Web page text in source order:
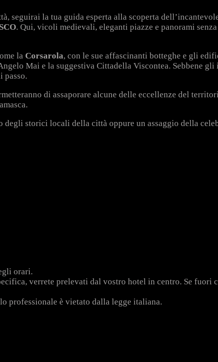
seguirai la tua guida esperta alla scoperta
. Qui, vicoli medievali, eleganti piazze e panorami
la Corsarola, con le sue affascinanti botteghe e gli
Mai e la suggestiva Cittadella Viscontea. Sebbene
passo.
di assaporare alcune delle eccellenze del
degli storici locali della città oppure un assaggio della
orari.
verrete prelevati dal vostro hotel in centro. Se
professionale è vietato dalla legge italiana.